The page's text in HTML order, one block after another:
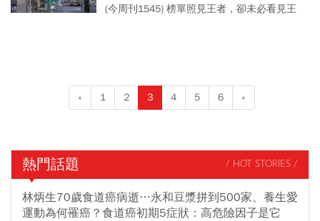
韓八家AI隱形冠軍
(今周刊1545) 榜單照見王者，卻未必看見王
« 1 2 3 4 5 6 »
熱門話題 / HOT STORIES /
林炳生70歲食道癌病逝…永和豆漿拼到500家、養生愛
運動為何罹癌？食道癌初期5症狀：高危險因子是它